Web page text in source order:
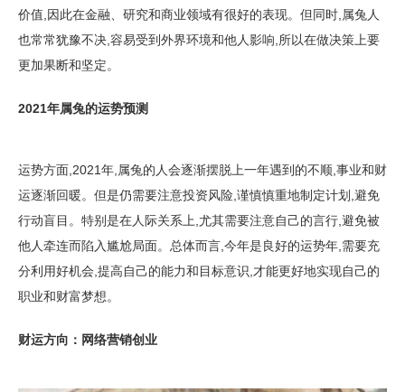
价值,因此在金融、研究和商业领域有很好的表现。但同时,属兔人
也常常犹豫不决,容易受到外界环境和他人影响,所以在做决策上要
更加果断和坚定。
2021年属兔的运势预测
运势方面,2021年,属兔的人会逐渐摆脱上一年遇到的不顺,事业和财
运逐渐回暖。但是仍需要注意投资风险,谨慎慎重地制定计划,避免
行动盲目。特别是在人际关系上,尤其需要注意自己的言行,避免被
他人牵连而陷入尴尬局面。总体而言,今年是良好的运势年,需要充
分利用好机会,提高自己的能力和目标意识,才能更好地实现自己的
职业和财富梦想。
财运方向：网络营销创业